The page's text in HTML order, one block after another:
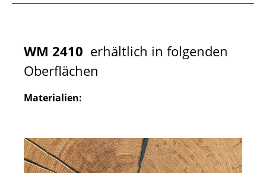
WM 2410 erhältlich in folgenden
Oberflächen
Materialien: